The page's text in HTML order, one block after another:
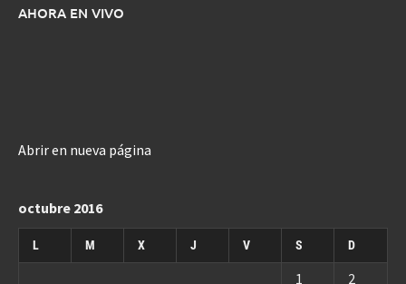
AHORA EN VIVO
Abrir en nueva página
octubre 2016
L M X J V S D
1 2